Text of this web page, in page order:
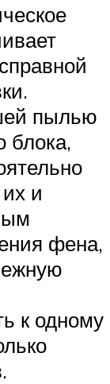
пылью
блока,
и
фена,
к одному